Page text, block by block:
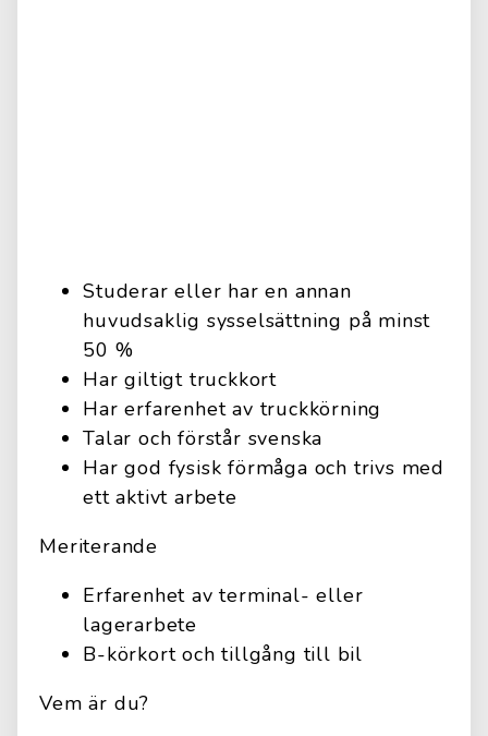
Studerar eller har en annan
huvudsaklig sysselsättning på minst
50 %
Har giltigt truckkort
Har erfarenhet av truckkörning
Talar och förstår svenska
Har god fysisk förmåga och trivs med
ett aktivt arbete
Meriterande
Erfarenhet av terminal- eller
lagerarbete
B-körkort och tillgång till bil
Vem är du?